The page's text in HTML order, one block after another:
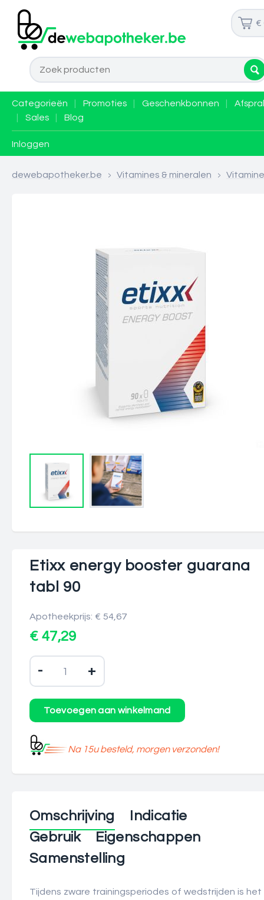
€
Categorieën Promoties Geschenkbonnen
Sales Blog
Inloggen
dewebapotheker.be > Vitamines & mineralen >
Etixx energy booster guarana
tabl 90
Apotheekprijs: € 54,67
€ 47,29
- +
Na 15u besteld, morgen verzonden!
Omschrijving
Indicatie
Gebruik
Eigenschappen
Samenstelling
Tijdens zware trainingsperiodes of wedstrijden is het